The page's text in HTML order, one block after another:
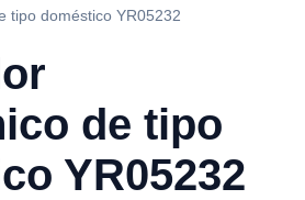
tipo doméstico YR05232
de tipo
YR05232